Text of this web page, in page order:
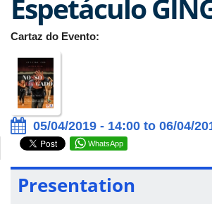
Espetáculo
Cartaz do Evento:
05/04/2019 - 14:00 to 06/04/
WhatsApp
Presentation